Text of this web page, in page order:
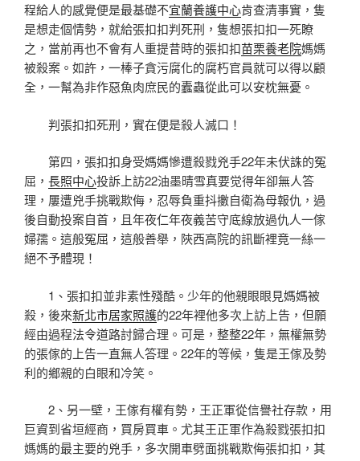
程給人的感覺便是最基礎不宜蘭養護中心肯查清事實，隻
是想走個情勢，就給張扣扣判死刑，隻想張扣扣一死瞭
之，當前再也不會有人重提昔時的張扣扣苗栗養老院媽媽
被殺案。如許，一棒子貪污腐化的腐朽官員就可以得以顧
全，一幫為非作惡魚肉庶民的蠹蟲從此可以安枕無憂。
判張扣扣死刑，實在便是殺人滅口！
第四，張扣扣身受媽媽慘遭殺戮兇手22年未伏誅的冤
屈， 長照中心投訴上訪22油墨晴雪真要觉得年卻無人答
理，屢遭兇手挑戰欺侮，忍辱負重抖擻自衛為母報仇，過
後自動投案自首，且年夜仁年夜義苦守底線放過仇人一傢
婦孺。這般冤屈，這般善舉，陜西高院的訊斷裡竟一絲一
絕不予體現！
1、張扣扣並非素性殘酷。少年的他親眼眼見媽媽被
殺，後來新北市居家照護的22年裡他多次上訪上告，但願
經由過程法令道路討歸合理。可是，整整22年，無權無勢
的張傢的上告一直無人答理。22年的等候，隻是王傢及勢
利的鄉親的白眼和冷笑。
2、另一壁，王傢有權有勢，王正軍從信譽社存款，用
巨資到省垣經商，買房買車。尤其王正軍作為殺戮張扣扣
媽媽的最主要的兇手，多次開車劈面挑戰欺侮張扣扣，其